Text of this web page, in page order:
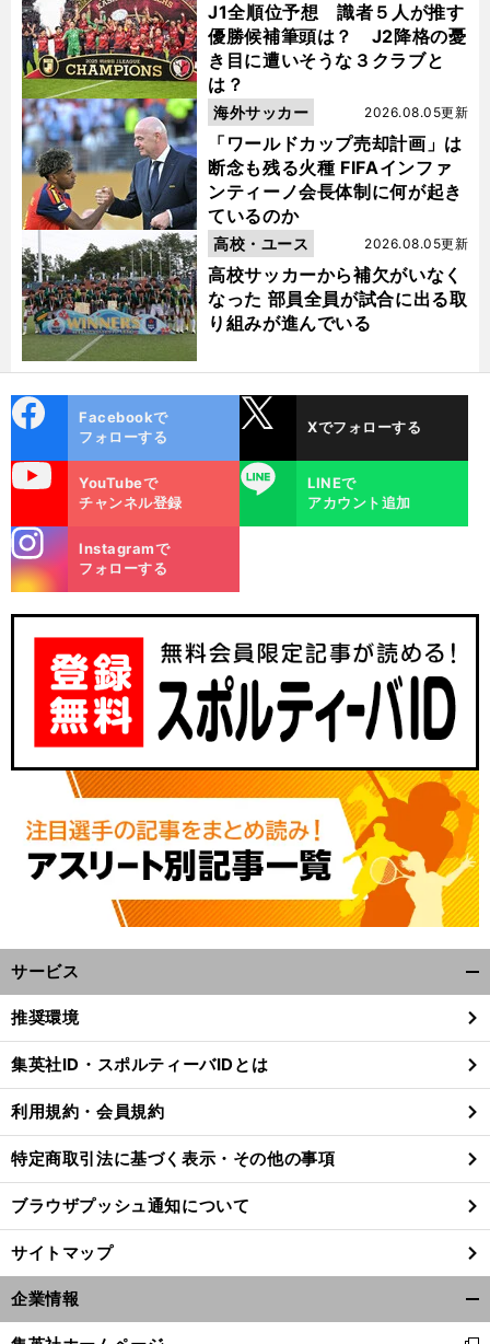
J1全順位予想 識者５人が推す
優勝候補筆頭は？ J2降格の憂
き目に遭いそうな３クラブと
は？
「ワールドカップ売却計画」は
断念も残る火種 FIFAインファ
ンティーノ会長体制に何が起き
ているのか
2026.08.05更新
海外サッカー
高校サッカーから補欠がいなく
なった 部員全員が試合に出る取
り組みが進んでいる
2026.08.05更新
高校・ユース
ok
Facebookで
フォローする
Xでフォローする
YouTubeで
チャンネル登録
LINE
LINEで
アカウント追加
m
Instagramで
フォローする
サービス
閉
る
推奨環境
集英社ID・スポルティーバIDとは
利用規約・会員規約
特定商取引法に基づく表示・その他の事項
ブラウザプッシュ通知について
サイトマップ
企業情報